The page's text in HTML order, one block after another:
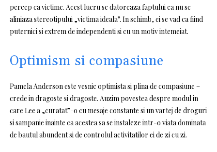
percep ca victime. Acest lucru se datoreaza faptului ca nu se
aliniaza stereotipului „victima ideala”. In schimb, ei se vad ca fiind
puternici si extrem de independenti si cu un motiv intemeiat.
Optimism si compasiune
Pamela Anderson este vesnic optimista si plina de compasiune –
crede in dragoste si dragoste. Auzim povestea despre modul in
care Lee a „curatat”-o cu mesaje constante si un vartej de droguri
si sampanie inainte ca acestea sa se instaleze intr-o viata dominata
de bautul abundent si de controlul activitatilor ei de zi cu zi.